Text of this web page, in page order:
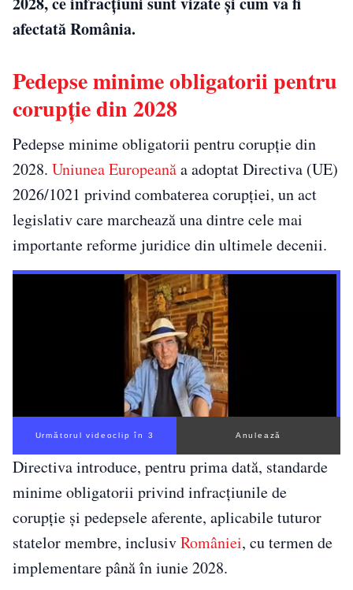
afectată România.
Pedepse minime obligatorii pentru
corupție din 2028
Pedepse minime obligatorii pentru corupție din
2028. Uniunea Europeanăa adoptat Directiva (UE)
2026/1021 privind combaterea corupției, un act
legislativ care marchează una dintre cele mai
importante reforme juridice din ultimele decenii.
Următorul videoclip în 2 Anulează
Directiva introduce, pentru prima dată, standarde
minime obligatorii privind infracțiunile de
corupție și pedepsele aferente, aplicabile tuturor
statelor membre, inclusivRomâniei, cu termen de
implementare până în iunie 2028.